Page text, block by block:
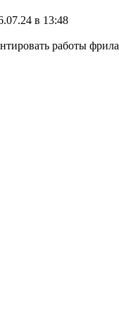
в 13:48
работы